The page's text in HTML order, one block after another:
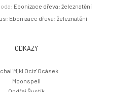
: Ebonizace dřeva: železnatění
: Ebonizace dřeva: železnatění
ODKAZY
'Mjkl Ociz' Ocásek
Moonspell